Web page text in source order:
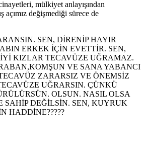
mülkiyet anlayışından
açımız değişmediği sürece de
SEN, DİRENİP HAYIR
ERKEK İÇİN EVETTİR. SEN,
KIZLAR TECAVÜZE UĞRAMAZ.
VE SANA YABANCI
ZARARSIZ VE ÖNEMSİZ
UĞRARSIN. ÇÜNKÜ
OLSUN. NASIL OLSA
SAHİP DEĞİLSİN. SEN, KUYRUK
HADDİNE?????